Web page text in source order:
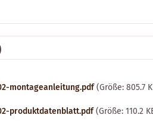
montageanleitung.pdf(Größe: 805.7
produktdatenblatt.pdf(Größe: 110.2